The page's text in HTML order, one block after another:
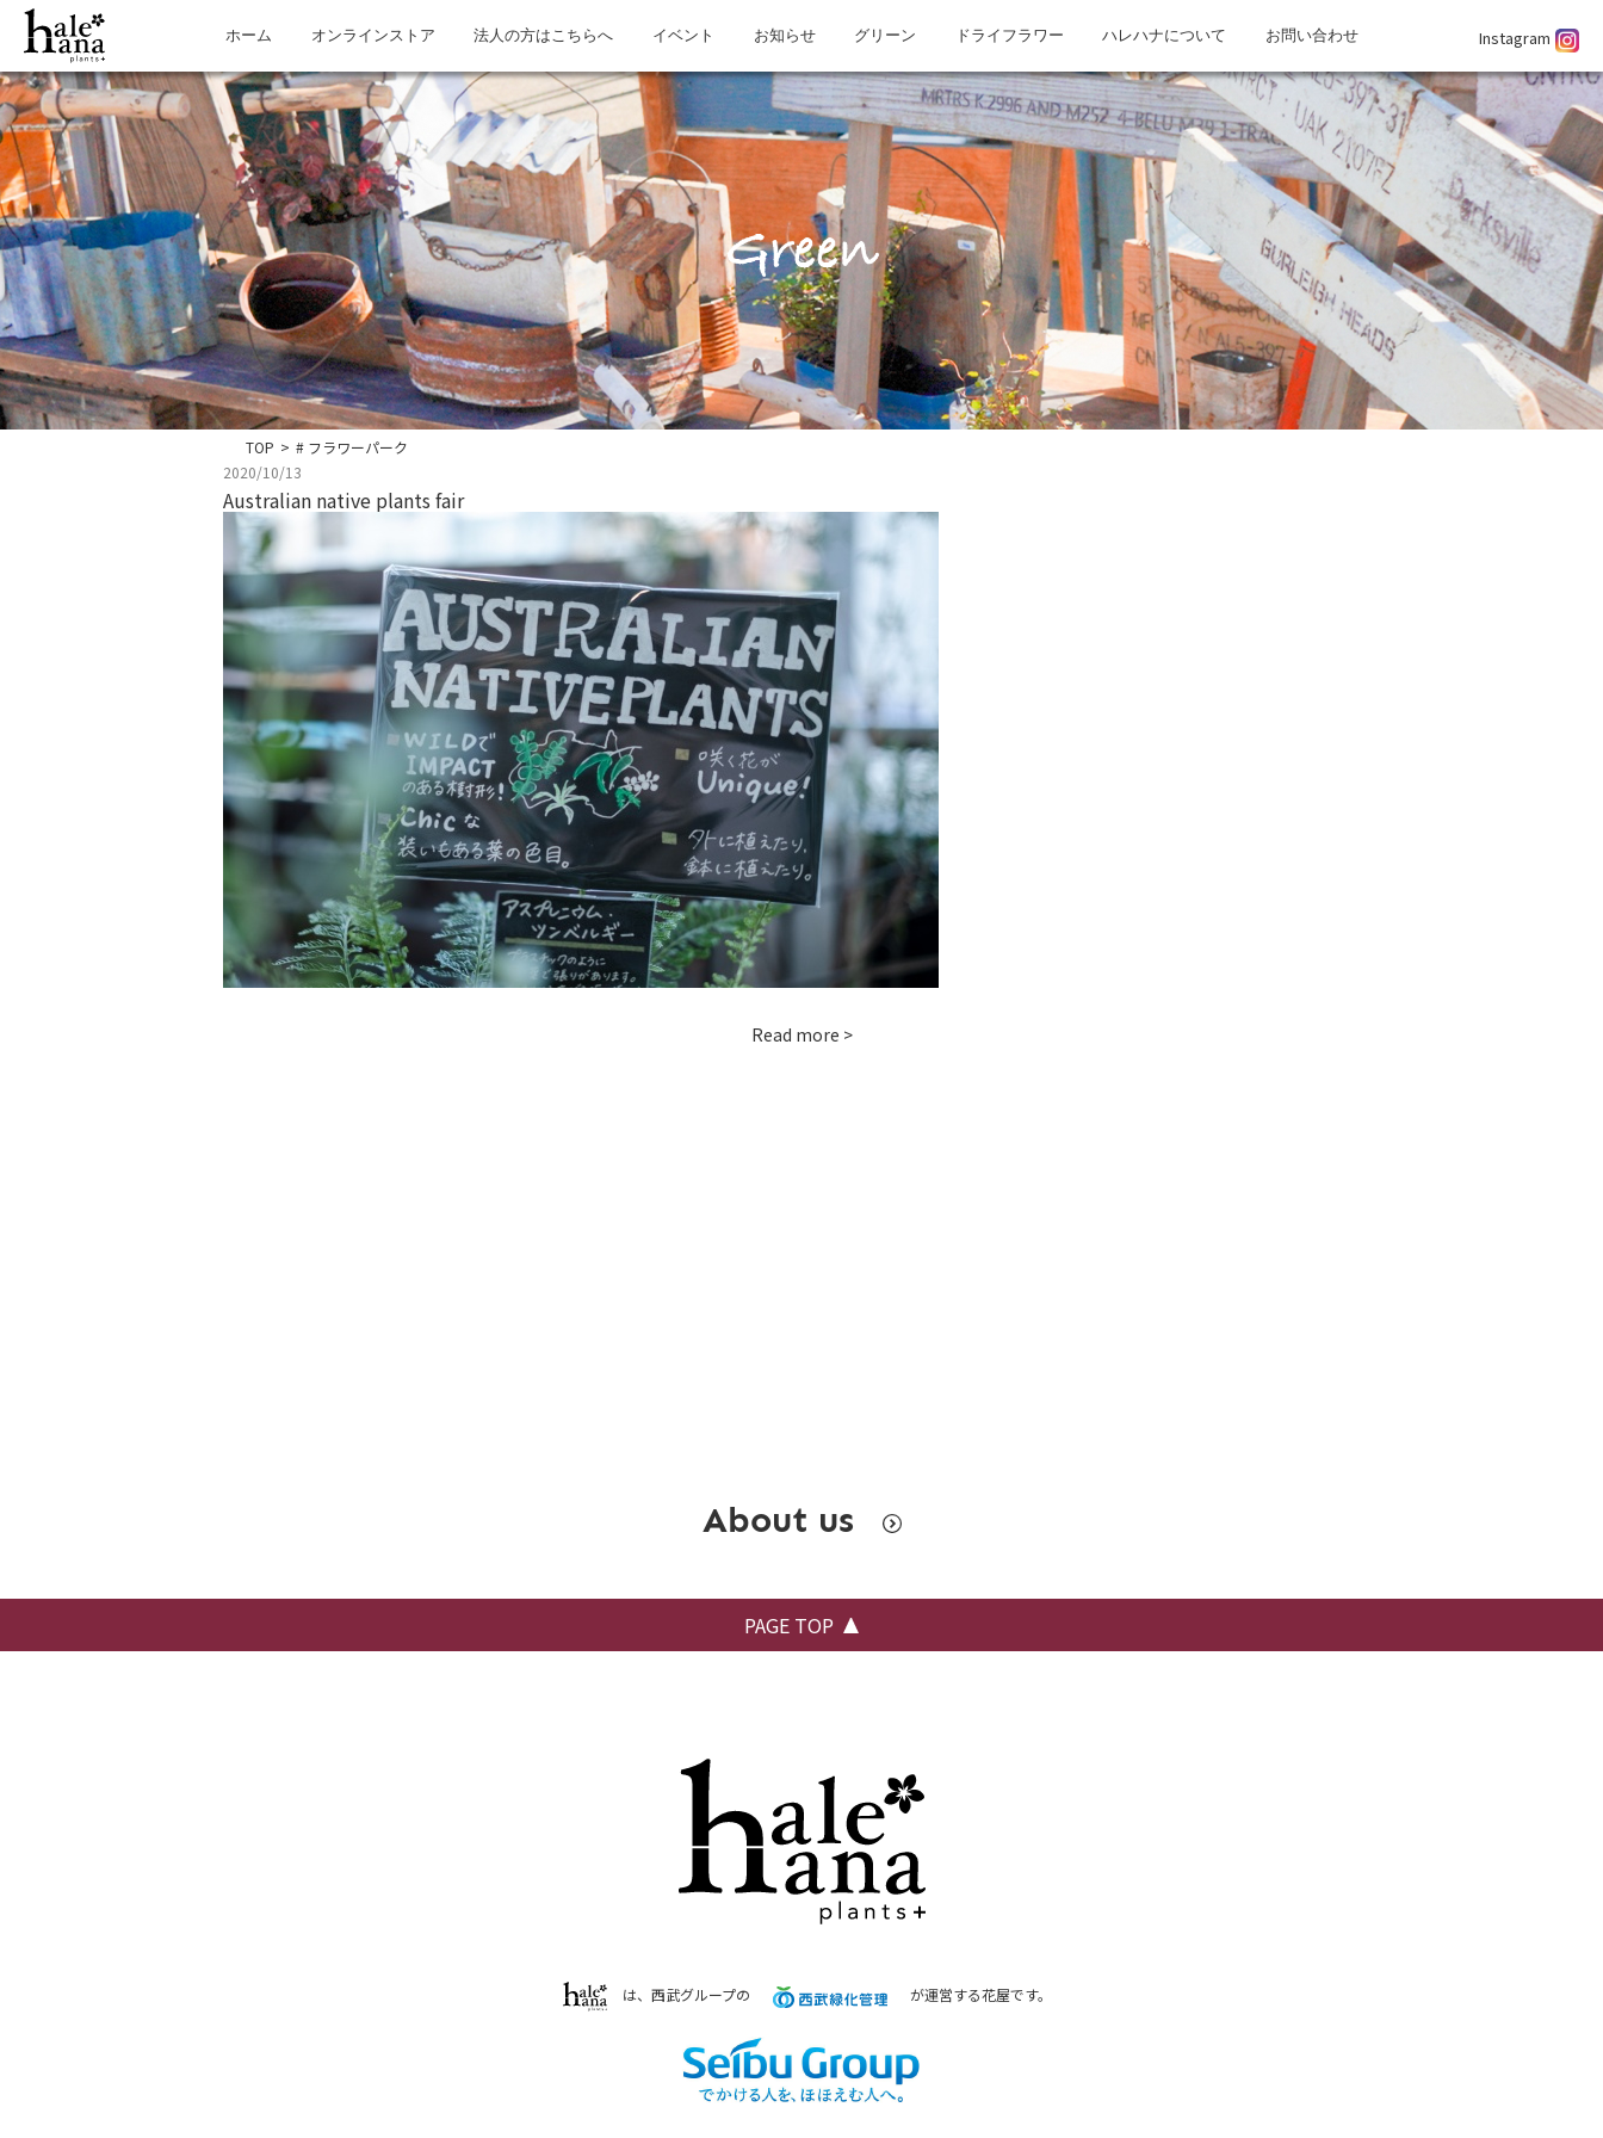
ホーム オンラインストア 法人の方はこちらへ イベント お知らせ グリーン ドライフラワー ハレハナについて お問い合わせ Instagram
Green
TOP > # フラワーパーク
2020/10/13
Australian native plants fair
Read more >
About us
PAGE TOP
は、西武グループの が運営する花屋です。